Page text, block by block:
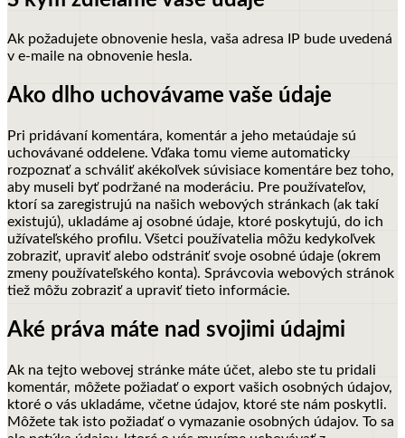
Ak požadujete obnovenie hesla, vaša adresa IP bude uvedená
v e-maile na obnovenie hesla.
Ako dlho uchovávame vaše údaje
Pri pridávaní komentára, komentár a jeho metaúdaje sú
uchovávané oddelene. Vďaka tomu vieme automaticky
rozpoznať a schváliť akékoľvek súvisiace komentáre bez toho,
aby museli byť podržané na moderáciu. Pre používateľov,
ktorí sa zaregistrujú na našich webových stránkach (ak takí
existujú), ukladáme aj osobné údaje, ktoré poskytujú, do ich
užívateľského profilu. Všetci používatelia môžu kedykoľvek
zobraziť, upraviť alebo odstrániť svoje osobné údaje (okrem
zmeny používateľského konta). Správcovia webových stránok
tiež môžu zobraziť a upraviť tieto informácie.
Aké práva máte nad svojimi údajmi
Ak na tejto webovej stránke máte účet, alebo ste tu pridali
komentár, môžete požiadať o export vašich osobných údajov,
ktoré o vás ukladáme, včetne údajov, ktoré ste nám poskytli.
Môžete tak isto požiadať o vymazanie osobných údajov. To sa